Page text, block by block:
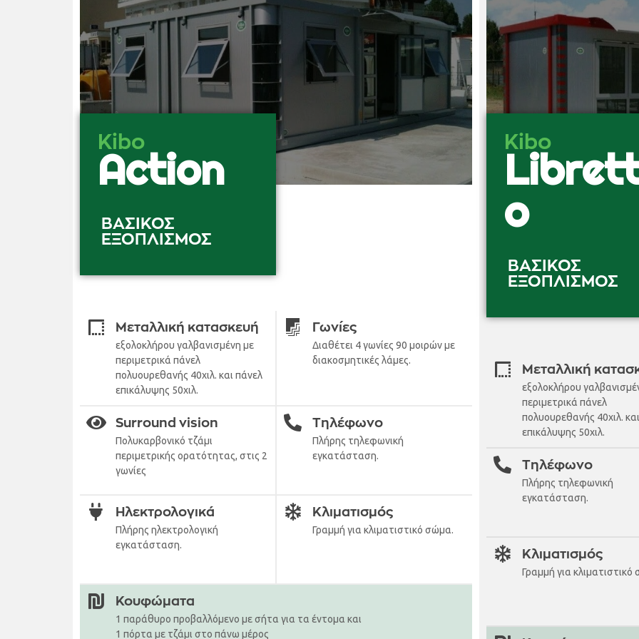
Kibo
Action
ΒΑΣΙΚΌΣ
ΕΞΟΠΛΙΣΜΌΣ
Μεταλλική κατασκευή
εξολοκλήρου γαλβανισμένη με
περιμετρικά πάνελ
πολυουρεθανής 40χιλ. και πάνελ
επικάλυψης 50χιλ.
Γωνίες
Διαθέτει 4 γωνίες 90 μοιρών με
διακοσμητικές λάμες.
Surround vision
Πολυκαρβονικό τζάμι
περιμετρικής ορατότητας, στις 2
γωνίες
Τηλέφωνο
Πλήρης τηλεφωνική
εγκατάσταση.
Ηλεκτρολογικά
Πλήρης ηλεκτρολογική
εγκατάσταση.
Κλιματισμός
Γραμμή για κλιματιστικό σώμα.
Κουφώματα
1 παράθυρο προβαλλόμενο με σήτα για τα έντομα και
1 πόρτα με τζάμι στο πάνω μέρος
Kibo
o
ΒΑΣΙΚΌΣ
ΕΞΟΠΛΙΣΜΌΣ
Μεταλλική
εξολοκλήρου
περιμετρικά πάνελ
πολυουρεθανής 40χιλ.
επικάλυψης 50χιλ.
Τηλέφωνο
Πλήρης τηλεφωνική
εγκατάσταση.
Κλιματισμός
Γραμμή για